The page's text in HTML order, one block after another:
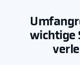
wichtige